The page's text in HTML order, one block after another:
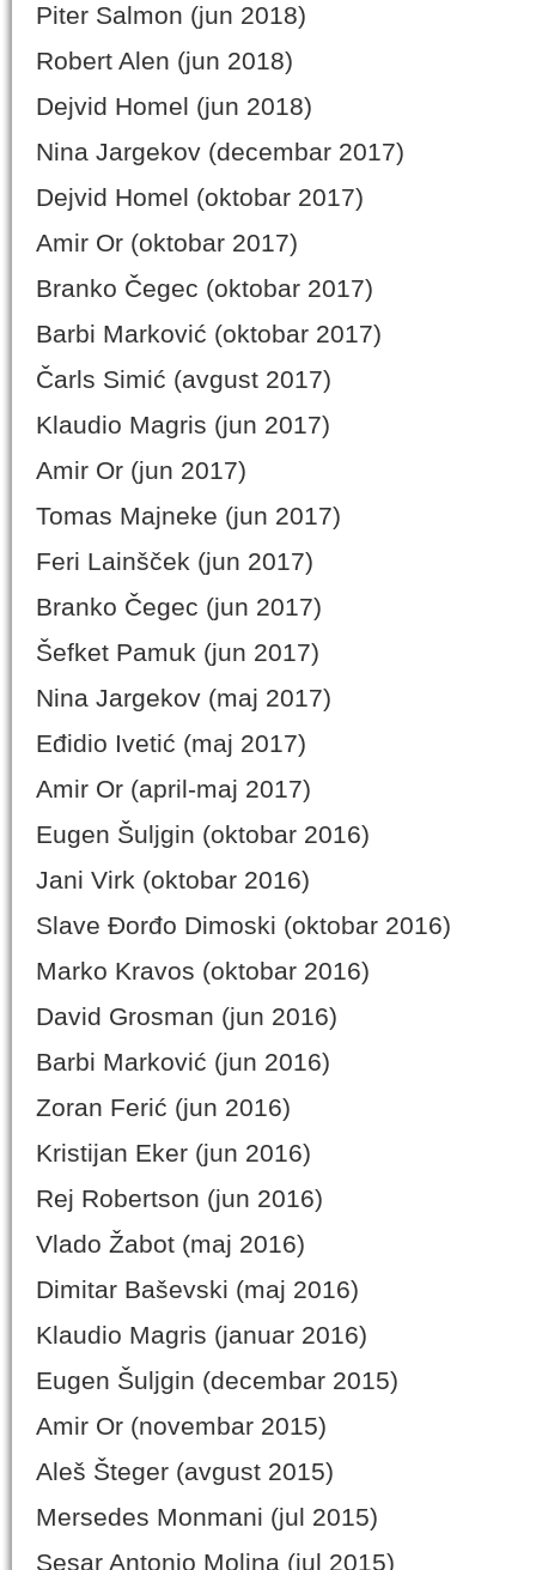
Piter Salmon (jun 2018)
Robert Alen (jun 2018)
Dejvid Homel (jun 2018)
Nina Jargekov (decembar 2017)
Dejvid Homel (oktobar 2017)
Amir Or (oktobar 2017)
Branko Čegec (oktobar 2017)
Barbi Marković (oktobar 2017)
Čarls Simić (avgust 2017)
Klaudio Magris (jun 2017)
Amir Or (jun 2017)
Tomas Majneke (jun 2017)
Feri Lainšček (jun 2017)
Branko Čegec (jun 2017)
Šefket Pamuk (jun 2017)
Nina Jargekov (maj 2017)
Eđidio Ivetić (maj 2017)
Amir Or (april-maj 2017)
Eugen Šuljgin (oktobar 2016)
Jani Virk (oktobar 2016)
Slave Đorđo Dimoski (oktobar 2016)
Marko Kravos (oktobar 2016)
David Grosman (jun 2016)
Barbi Marković (jun 2016)
Zoran Ferić (jun 2016)
Kristijan Eker (jun 2016)
Rej Robertson (jun 2016)
Vlado Žabot (maj 2016)
Dimitar Baševski (maj 2016)
Klaudio Magris (januar 2016)
Eugen Šuljgin (decembar 2015)
Amir Or (novembar 2015)
Aleš Šteger (avgust 2015)
Mersedes Monmani (jul 2015)
Sesar Antonio Molina (jul 2015)